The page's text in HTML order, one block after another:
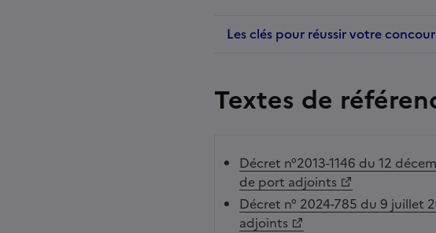
Les clés pour réussir votre
Textes de
Décret n°2013-1146 du 12
de port adjoints
Décret n° 2024-785 du 9
adjoints